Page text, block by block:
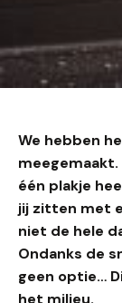
We hebben
meegemaakt.
één plakje
jij zitten met
niet de hele
Ondanks de
geen optie…
het milieu.